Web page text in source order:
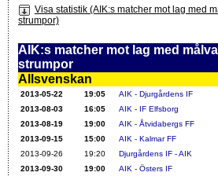
Visa statistik (AIK:s matcher mot lag med
strumpor)
AIK:s matcher mot lag med
strumpor
Allsvenskan
2013-05-22 19:05 AIK - Djurgårdens IF
2013-08-03
16:05 AIK - IF Elfsborg
2013-08-19
19:00 AIK - Åtvidabergs FF
2013-09-15
15:00 AIK - Kalmar FF
2013-09-26
19:20 Djurgårdens IF - AIK
2013-09-30
19:00 AIK - Östers IF